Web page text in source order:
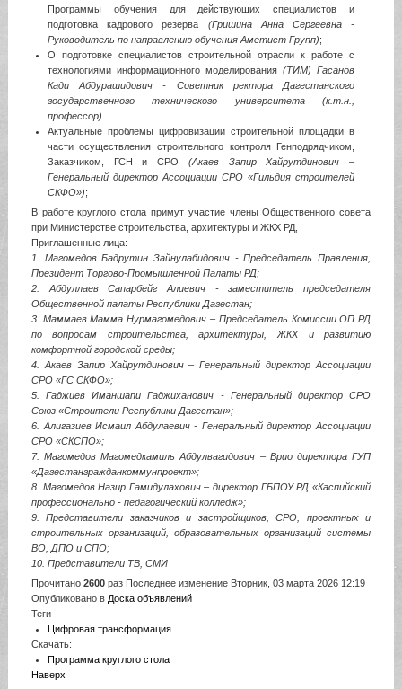
Программы обучения для действующих специалистов и
подготовка кадрового резерва (Гришина Анна Сергеевна -
Руководитель по направлению обучения Аметист Групп);
О подготовке специалистов строительной отрасли к работе с
технологиями информационного моделирования(ТИМ) Гасанов
Кади Абдурашидович - Советник ректора Дагестанского
государственного технического университета (к.т.н.,
профессор)
Актуальные проблемы цифровизации строительной площадки в
части осуществления строительного контроля Генподрядчиком,
Заказчиком, ГСН и СРО (Акаев Запир Хайрутдинович –
Генеральный директор Ассоциации СРО «Гильдия строителей
СКФО»);
В работе круглого стола примут участие члены Общественного совета
при Министерстве строительства, архитектуры и ЖКХ РД,
Приглашенные лица:
1. Магомедов Бадрутин Зайнулабидович - Председатель Правления,
Президент Торгово-Промышленной Палаты РД;
2. Абдуллаев Сапарбейг Алиевич - заместитель председателя
Общественной палаты Республики Дагестан;
3. Маммаев Мамма Нурмагомедович – Председатель Комиссии ОП РД
по вопросам строительства, архитектуры, ЖКХ и развитию
комфортной городской среды;
4. Акаев Запир Хайрутдинович – Генеральный директор Ассоциации
СРО «ГС СКФО»;
5. Гаджиев Иманшапи Гаджиханович - Генеральный директор СРО
Союз «Строители Республики Дагестан»;
6. Алигазиев Исмаил Абдулаевич - Генеральный директор Ассоциации
СРО «СКСПО»;
7. Магомедов Магомедкамиль Абдулвагидович – Врио директора ГУП
«Дагестангражданкоммунпроект»;
8. Магомедов Назир Гамидулахович – директор ГБПОУ РД «Каспийский
профессионально - педагогический колледж»;
9. Представители заказчиков и застройщиков, СРО, проектных и
строительных организаций, образовательных организаций системы
ВО, ДПО и СПО;
10. Представители ТВ, СМИ
Прочитано 2600раз Последнее изменение Вторник, 03 марта 2026 12:19
Опубликовано в Доска объявлений
Теги
Цифровая трансформация
Скачать:
Программа круглого стола
Наверх